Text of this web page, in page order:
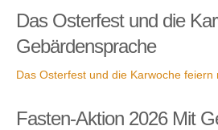
Das Osterfest und die
Gebärdensprache
Das Osterfest und die Karwoche
Fasten-Aktion 2026 Mit